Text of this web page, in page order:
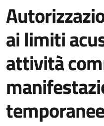
ai limiti
attività
temporanee